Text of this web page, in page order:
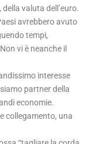
valuta dell’euro.
avrebbero avuto
tempi,
vi è neanche il
interesse
partner della
economie.
collegamento, una